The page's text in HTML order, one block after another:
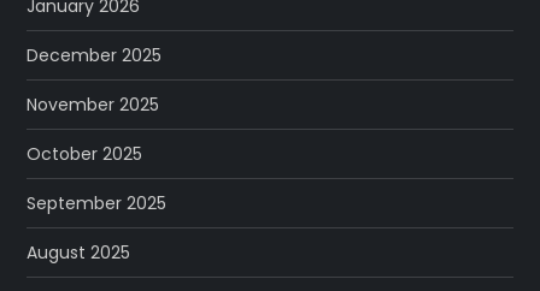
January 2026
December 2025
November 2025
October 2025
September 2025
August 2025